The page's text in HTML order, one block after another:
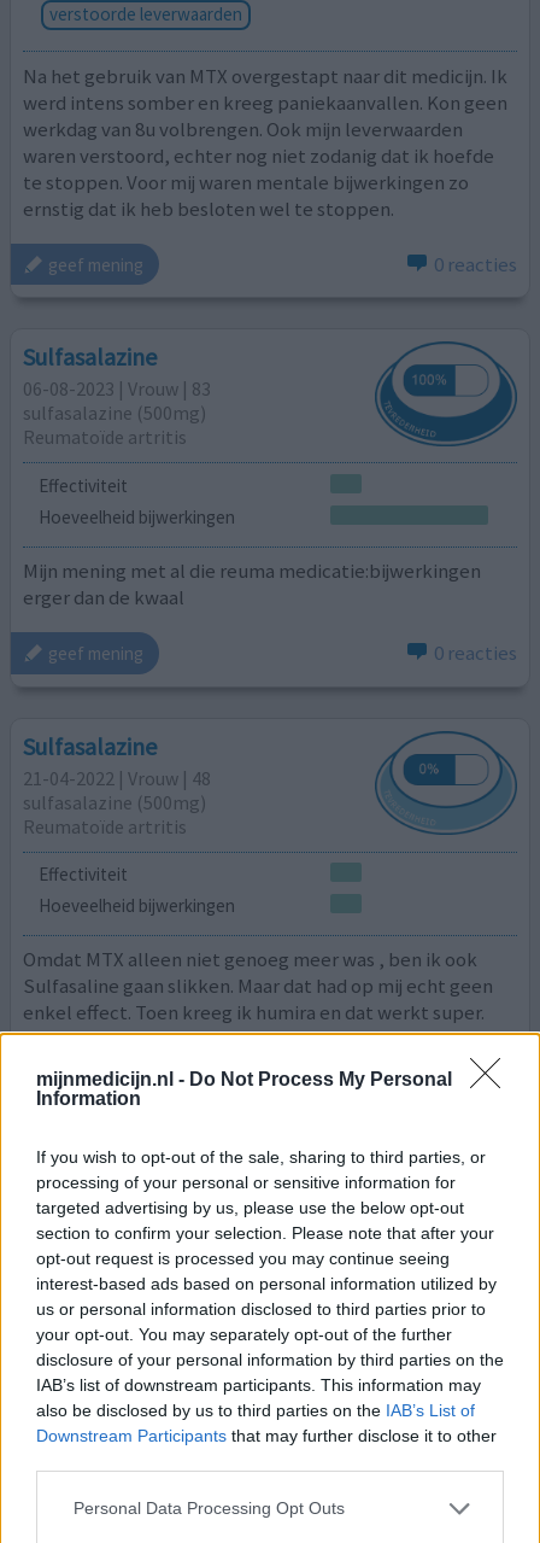
mijnmedicijn.nl - Do Not Process My Personal
Information
If you wish to opt-out of the sale, sharing to third parties, or
processing of your personal or sensitive information for
targeted advertising by us, please use the below opt-out
section to confirm your selection. Please note that after your
opt-out request is processed you may continue seeing
interest-based ads based on personal information utilized by
us or personal information disclosed to third parties prior to
your opt-out. You may separately opt-out of the further
disclosure of your personal information by third parties on the
IAB’s list of downstream participants. This information may
also be disclosed by us to third parties on the IAB’s List of
Downstream Participants that may further disclose it to other
Personal Data Processing Opt Outs
verstoorde leverwaarden
Na het gebruik van MTX overgestapt naar dit medicijn. Ik
werd intens somber en kreeg paniekaanvallen. Kon geen
werkdag van 8u volbrengen. Ook mijn leverwaarden
waren verstoord, echter nog niet zodanig dat ik hoefde
te stoppen. Voor mij waren mentale bijwerkingen zo
ernstig dat ik heb besloten wel te stoppen.
geef mening 0 reacties
Sulfasalazine
06-08-2023 | Vrouw | 83
sulfasalazine (500mg)
Reumatoïde artritis
Effectiviteit
Hoeveelheid bijwerkingen
Mijn mening met al die reuma medicatie:bijwerkingen
erger dan de kwaal
geef mening 0 reacties
Sulfasalazine
21-04-2022 | Vrouw | 48
sulfasalazine (500mg)
Reumatoïde artritis
Effectiviteit
Hoeveelheid bijwerkingen
Omdat MTX alleen niet genoeg meer was , ben ik ook
Sulfasaline gaan slikken. Maar dat had op mij echt geen
enkel effect. Toen kreeg ik humira en dat werkt super.
geef mening 0 reacties
Sulfasalazine
20-12-2021 | Man | 62
sulfasalazine (500mg)
Reumatoïde artritis
Effectiviteit
Hoeveelheid bijwerkingen
De rituximab infusen geven het beste resultaat na
jarenlange enstige actieve RA. Ik verdraag geen mtx
vandaar dit erbij , en prednisolon.